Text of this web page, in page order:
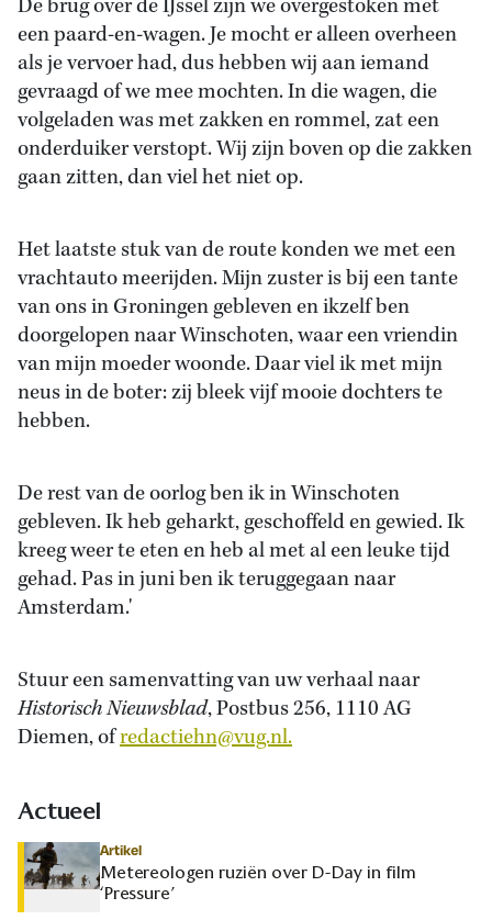
De brug over de IJssel zijn we overgestoken met
een paard-en-wagen. Je mocht er alleen overheen
als je vervoer had, dus hebben wij aan iemand
gevraagd of we mee mochten. In die wagen, die
volgeladen was met zakken en rommel, zat een
onderduiker verstopt. Wij zijn boven op die zakken
gaan zitten, dan viel het niet op.
Het laatste stuk van de route konden we met een
vrachtauto meerijden. Mijn zuster is bij een tante
van ons in Groningen gebleven en ikzelf ben
doorgelopen naar Winschoten, waar een vriendin
van mijn moeder woonde. Daar viel ik met mijn
neus in de boter: zij bleek vijf mooie dochters te
hebben.
De rest van de oorlog ben ik in Winschoten
gebleven. Ik heb geharkt, geschoffeld en gewied. Ik
kreeg weer te eten en heb al met al een leuke tijd
gehad. Pas in juni ben ik teruggegaan naar
Amsterdam.'
Stuur een samenvatting van uw verhaal naar
Historisch Nieuwsblad, Postbus 256, 1110 AG
Diemen, ofredactiehn@vug.nl.
Actueel
Artikel
Metereologen ruziën over D-Day in film
‘Pressure’